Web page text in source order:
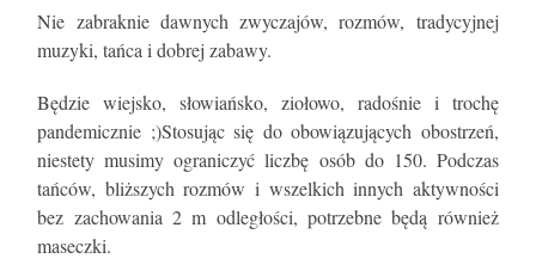
Nie zabraknie dawnych zwyczajów, rozmów, tradycyjnej
muzyki, tańca i dobrej zabawy.
Będzie wiejsko, słowiańsko, ziołowo, radośnie i trochę
pandemicznie ;)Stosując się do obowiązujących obostrzeń,
niestety musimy ograniczyć liczbę osób do 150. Podczas
tańców, bliższych rozmów i wszelkich innych aktywności
bez zachowania 2 m odległości, potrzebne będą również
maseczki.